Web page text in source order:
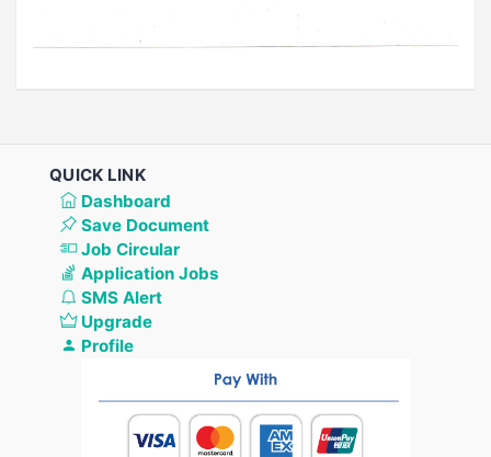
QUICK LINK
Dashboard
Save Document
Job Circular
Application Jobs
SMS Alert
Upgrade
Profile